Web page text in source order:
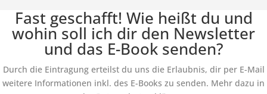
Fast geschafft! Wie heißt du und
wohin soll ich dir den Newsletter
und das E-Book senden?
Durch die Eintragung erteilst du uns die Erlaubnis, dir per E-Mail
weitere Informationen inkl. des E-Books zu senden. Mehr dazu in